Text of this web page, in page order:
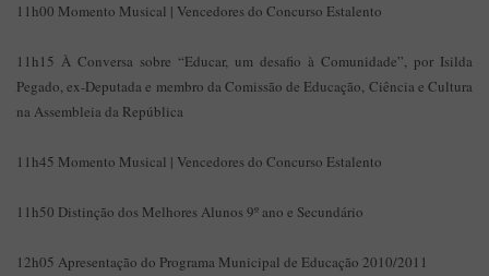
11h00 Momento Musical | Vencedores do Concurso Estalento
11h15 À Conversa sobre “Educar, um desafio à Comunidade”, por Isilda
Pegado, ex-Deputada e membro da Comissão de Educação, Ciência e Cultura
na Assembleia da República
11h45 Momento Musical | Vencedores do Concurso Estalento
11h50 Distinção dos Melhores Alunos 9º ano e Secundário
12h05 Apresentação do Programa Municipal de Educação 2010/2011